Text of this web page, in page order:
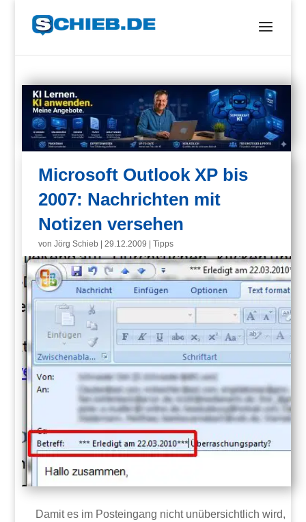
Microsoft Outlook XP bis
2007: Nachrichten mit
Notizen versehen
vonJörg Schieb |29.12.2009 |Tipps
Damit es im Posteingang nicht unübersichtlich wird,